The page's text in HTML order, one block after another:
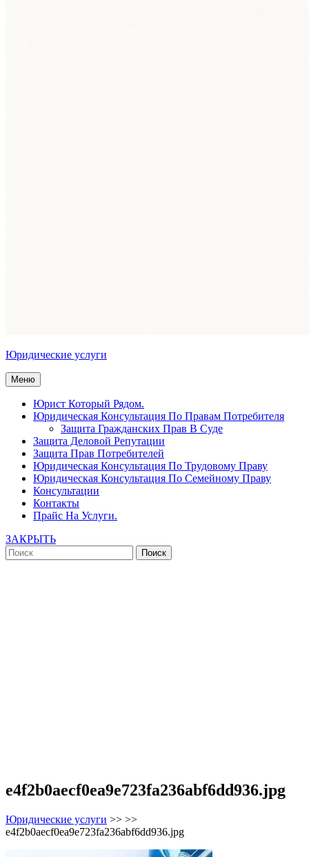
Юридические услуги
Меню
Юрист Который Рядом.
Юридическая Консультация По Правам Потребителя
Защита Гражданских Прав В Суде
Защита Деловой Репутации
Защита Прав Потребителей
Юридическая Консультация По Трудовому Праву
Юридическая Консультация По Семейному Праву
Консультации
Контакты
Прайс На Услуги.
ЗАКРЫТЬ
e4f2b0aecf0ea9e723fa236abf6dd936.jpg
Юридические услуги >> >>
e4f2b0aecf0ea9e723fa236abf6dd936.jpg